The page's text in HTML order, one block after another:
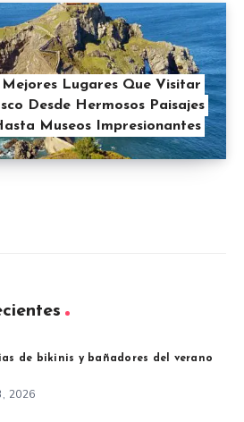
Mejores Lugares Que Visitar
Desde Hermosos Paisajes
Museos Impresionantes
de bikinis y bañadores del verano
2026